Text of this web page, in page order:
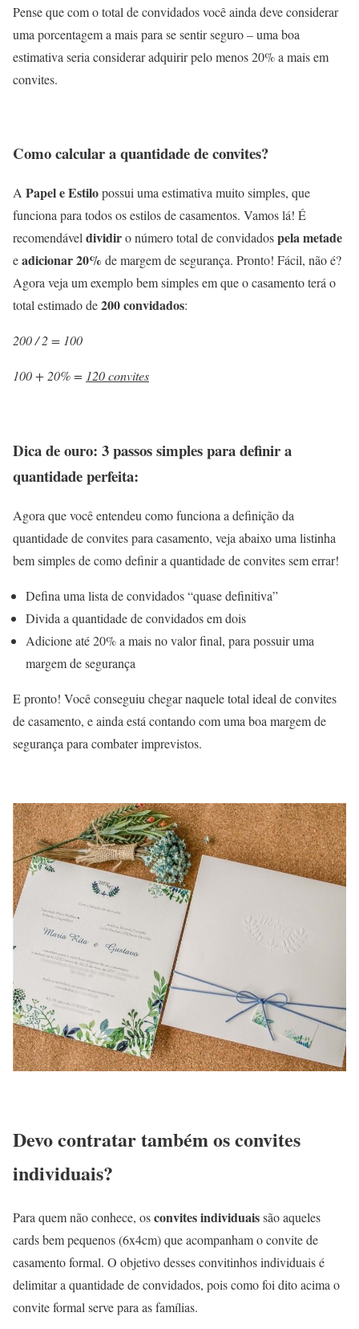
Pense que com o total de convidados você ainda deve considerar
uma porcentagem a mais para se sentir seguro – uma boa
estimativa seria considerar adquirir pelo menos 20% a mais em
convites.
Como calcular a quantidade de convites?
A Papel e Estilopossui uma estimativa muito simples, que
funciona para todos os estilos de casamentos. Vamos lá! É
recomendável dividiro número total de convidadospela metade
eadicionar 20% de margem de segurança. Pronto! Fácil, não é?
Agora veja um exemplo bem simples em que o casamento terá o
total estimado de200 convidados:
200 / 2 = 100
100 + 20% = 120 convites
Dica de ouro: 3 passos simples para definir a
quantidade perfeita:
Agora que você entendeu como funciona a definição da
quantidade de convites para casamento, veja abaixo uma listinha
bem simples de como definir a quantidade de convites sem errar!
Defina uma lista de convidados “quase definitiva”
Divida a quantidade de convidados em dois
Adicione até 20% a mais no valor final, para possuir uma
margem de segurança
E pronto! Você conseguiu chegar naquele total ideal de convites
de casamento, e ainda está contando com uma boa margem de
segurança para combater imprevistos.
Devo contratar também os convites
individuais?
Para quem não conhece, osconvites individuaissão aqueles
cards bem pequenos (6x4cm) que acompanham o convite de
casamento formal. O objetivo desses convitinhos individuais é
delimitar a quantidade de convidados, pois como foi dito acima o
convite formal serve para as famílias.